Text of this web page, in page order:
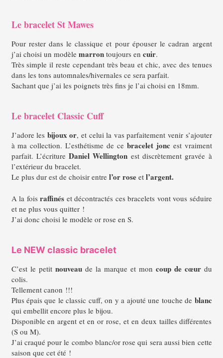
Le bracelet St Mawes
Pour rester dans le classique et pour épouser le cadran argent
j’ai choisi un modèle marron toujours en cuir.
Très simple il reste cependant très beau et chic, avec des tenues
dans les tons automnales/hivernales ce sera parfait.
Sachant que j’ai les poignets très fins je l’ai choisi en 18mm.
Le bracelet Classic Cuff
J’adore les bijoux or, et celui la vas parfaitement venir s’ajouter
à ma collection.L’esthétisme de ce bracelet joncest vraiment
parfait. L’écritureDaniel Wellington est discrètement gravée à
l’extérieur du bracelet.
Le plus dur est de choisir entre l’or roseet l’argent.
A la fois raffinés et décontractés ces bracelets vont vous séduire
et ne plus vous quitter !
J’ai donc choisi le modèle or rose en S.
Le NEW classic bracelet
C’est le petit nouveaude la marque et mon coup de cœurdu
colis.
Tellement canon !!!
Plus épais que le classic cuff, on y a ajouté une touche de blanc
qui embellit encore plus le bijou.
Disponible en argent et en or rose, et en deux tailles différentes
(S ou M).
J’ai craqué pour le combo blanc/or rose qui sera aussi bien cette
saison que cet été !